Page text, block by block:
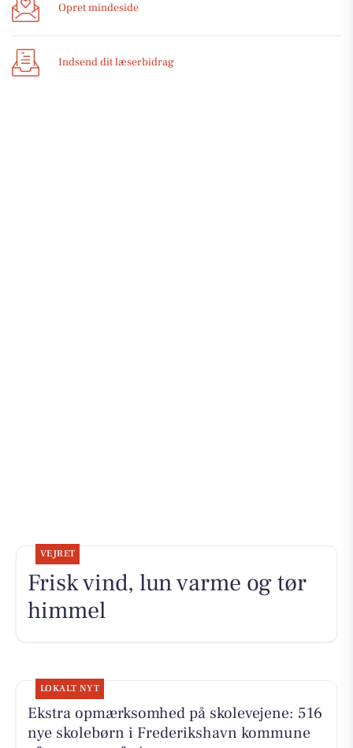
Opret mindeside
Indsend dit læserbidrag
VEJRET
Frisk vind, lun varme og tør
himmel
LOKALT NYT
Ekstra opmærksomhed på skolevejene: 516
nye skolebørn i Frederikshavn kommune